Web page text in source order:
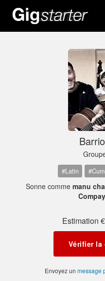
#Latin
Sonne comme manu
Estimation
Vérifier
Envoyez un message